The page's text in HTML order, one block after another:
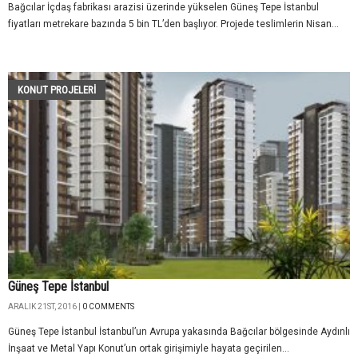
Bağcılar İçdaş fabrikası arazisi üzerinde yükselen Güneş Tepe İstanbul
fiyatları metrekare bazında 5 bin TL’den başlıyor. Projede teslimlerin Nisan...
KONUT PROJELERI
Güneş Tepe İstanbul
ARALIK 21ST, 2016 | 0 COMMENTS
Güneş Tepe İstanbul İstanbul’un Avrupa yakasında Bağcılar bölgesinde Aydınlı
İnşaat ve Metal Yapı Konut’un ortak girişimiyle hayata geçirilen...